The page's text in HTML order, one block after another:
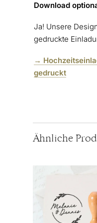
Download
Ja! Unsere
gedruckte
→
gedruckt
Ähnliche